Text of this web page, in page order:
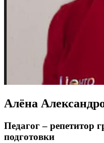
Алёна
Педагог – репетитор
подготовки